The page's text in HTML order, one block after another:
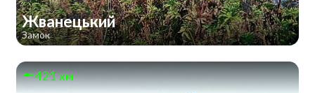
Жванецький
Замок
421 км